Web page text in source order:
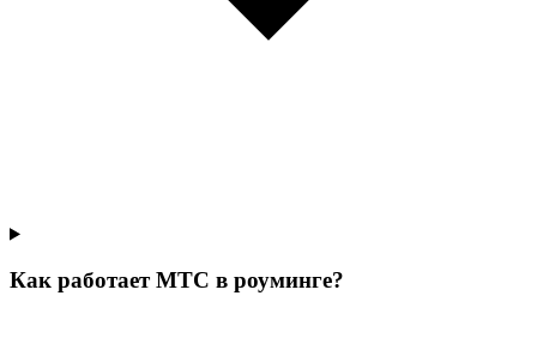
Как работает МТС в роуминге?